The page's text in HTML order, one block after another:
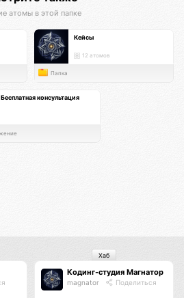
атомы в этой папке
Кейсы
12 атомов
Папка
Бесплатная консультация
Кодинг-студия Магнатор
magnator Поделиться
Хаб